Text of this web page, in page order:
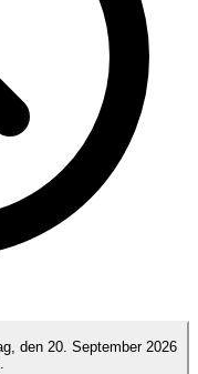
den 20. September 2026